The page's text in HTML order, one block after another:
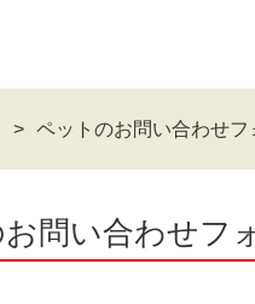
ペットのお問い合わせフ
問い合わせフ